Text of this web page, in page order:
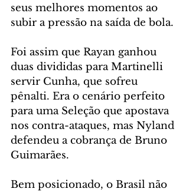
seus melhores momentos ao
subir a pressão na saída de bola.
Foi assim que Rayan ganhou
duas divididas para Martinelli
servir Cunha, que sofreu
pênalti. Era o cenário perfeito
para uma Seleção que apostava
nos contra-ataques, mas Nyland
defendeu a cobrança de Bruno
Guimarães.
Bem posicionado, o Brasil não